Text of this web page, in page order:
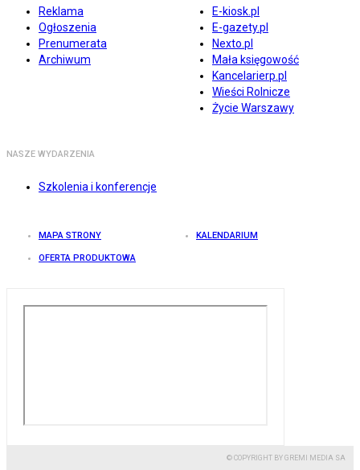
Reklama
Ogłoszenia
Prenumerata
Archiwum
E-kiosk.pl
E-gazety.pl
Nexto.pl
Mała księgowość
Kancelarierp.pl
Wieści Rolnicze
Życie Warszawy
NASZE WYDARZENIA
Szkolenia i konferencje
MAPA STRONY KALENDARIUM
OFERTA PRODUKTOWA
© COPYRIGHT BY GREMI MEDIA SA